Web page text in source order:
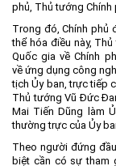
phủ, Thủ tướng Chính
Trong đó, Chính phủ
thể hóa điều này,
Quốc gia về Chính
về ứng dụng công
tịch Ủy ban, trực tiếp
Thủ tướng Vũ Đức
Mai Tiến Dũng làm
thường trực của Ủy
Theo người đứng
biệt cần có sự tham